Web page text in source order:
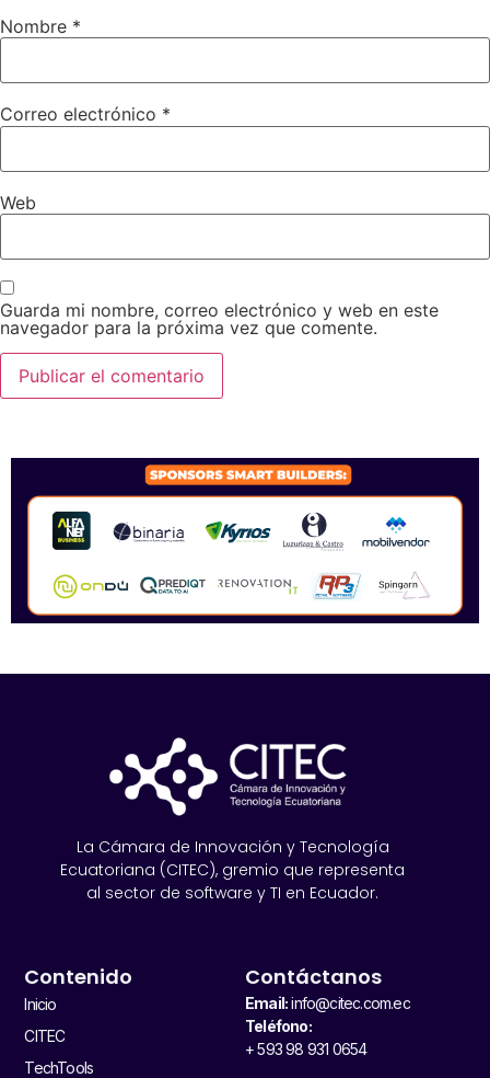
Nombre *
Correo electrónico *
Web
Guarda mi nombre, correo electrónico y web en este
navegador para la próxima vez que comente.
La Cámara de Innovación y Tecnología
Ecuatoriana (CITEC), gremio que representa
al sector de software y TI en Ecuador.
Contenido
Inicio
CITEC
TechTools
Contáctanos
Email:info@citec.com.ec
Teléfono:
+ 593 98 931 0654